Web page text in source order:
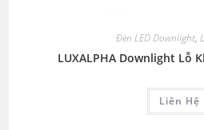
Đèn LED Downlight,
LUXALPHA Downlight Lỗ
Liên Hệ